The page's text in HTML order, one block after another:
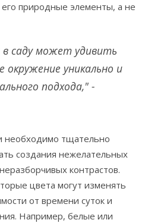
природные элементы, а не
в саду может удивить
окружение уникально и
подхода," -
необходимо тщательно
создания нежелательных
контрастов.
цвета могут изменять
от времени суток и
Например, белые или